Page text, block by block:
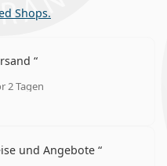
Shops.
2 Tagen
5 aus 5
und Angebote